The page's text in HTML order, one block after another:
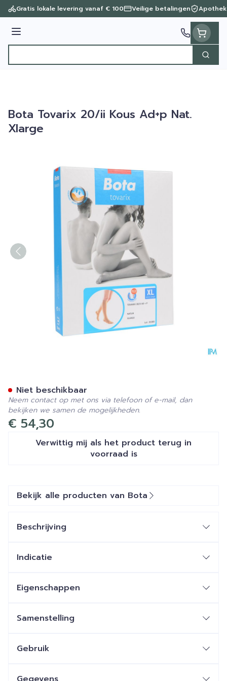
Ga naar de inhoud
Gratis lokale levering vanaf € 100 Veilige betalingen
Menu
Zoek
Bota Tovarix 20/ii Kous Ad+p Nat.
Xlarge
€ 54,30
Verwittig mij als het product terug in
voorraad is
Niet beschikbaar
Neem contact op met ons via telefoon of e-mail, dan
bekijken we samen de mogelijkheden.
Bekijk alle producten van Bota
Beschrijving
Indicatie
Eigenschappen
Samenstelling
Gebruik